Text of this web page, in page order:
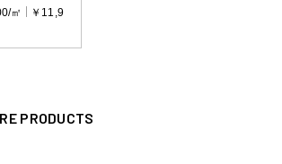
㎡
￥11,9
PRODUCTS